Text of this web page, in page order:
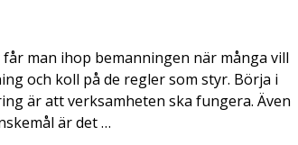
man ihop bemanningen när många vill
och koll på de regler som styr. Börja i
är att verksamheten ska fungera. Även
är det …